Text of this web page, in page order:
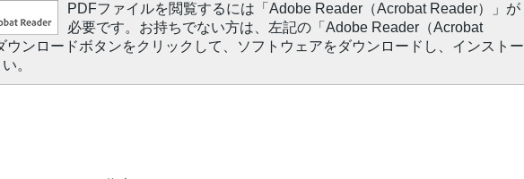
PDFファイルを閲覧するには「Adobe Reader（Acrobat Reader）」が
必要です。お持ちでない方は、左記の「Adobe Reader（Acrobat
ウンロードボタンをクリックして、ソフトウェアをダウンロードし、インストー
。